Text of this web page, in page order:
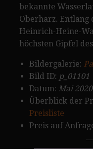
bekannte
Oberharz. Entlang
Heinrich-Heine-
höchsten Gipfel
Bildergalerie:
Bild ID: p_01101
Datum: Mai 2020
Überblick der
Preisliste
Preis auf